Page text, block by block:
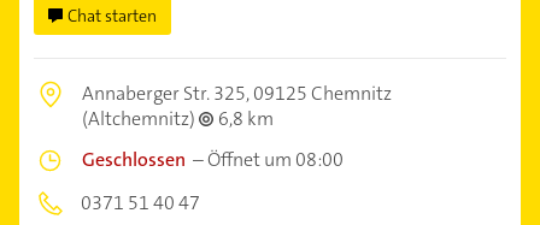
Chat starten
Annaberger Str. 325,09125 Chemnitz
(Altchemnitz)
6,8 km
Geschlossen –Öffnet um 08:00
0371 51 40 47